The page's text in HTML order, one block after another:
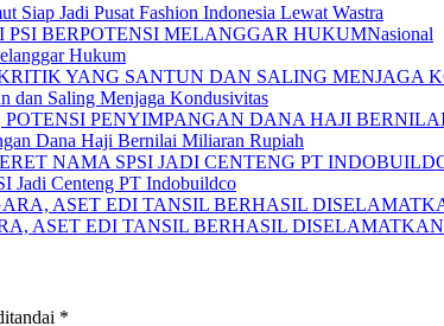
Siap Jadi Pusat Fashion Indonesia Lewat Wastra
Nasional
Hukum
Saling Menjaga Kondusivitas
Dana Haji Bernilai Miliaran Rupiah
Jadi Centeng PT Indobuildco
ASET EDI TANSIL BERHASIL DISELAMATKAN
*